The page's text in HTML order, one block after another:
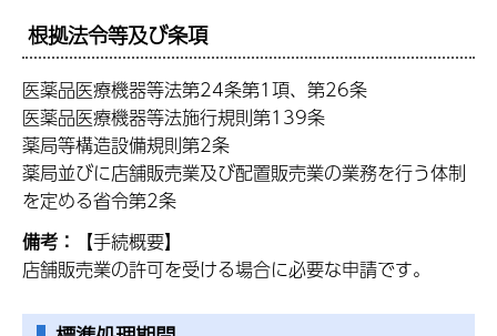
根拠法令等及び条項
医薬品医療機器等法第24条第1項、第26条
医薬品医療機器等法施行規則第139条
薬局等構造設備規則第2条
薬局並びに店舗販売業及び配置販売業の業務を行う体制
を定める省令第2条
備考：
【手続概要】
店舗販売業の許可を受ける場合に必要な申請です。